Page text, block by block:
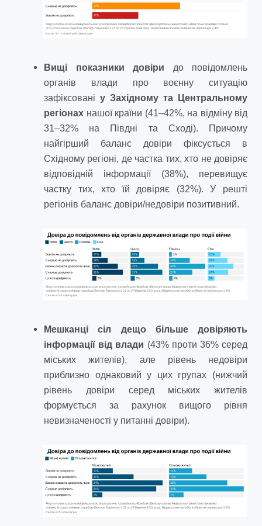
Вищі показники довіри до повідомлень
органів влади про воєнну ситуацію
зафіксовані у Західному та Центральному
регіонах нашої країни (41–42%, на відміну від
31–32% на Півдні та Сході). Причому
найгірший баланс довіри фіксується в
Східному регіоні, де частка тих, хто не довіряє
відповідній інформації (38%), перевищує
частку тих, хто їй довіряє (32%). У решті
регіонів баланс довіри/недовіри позитивний.
Мешканці сіл дещо більше довіряють
інформації від влади (43% проти 36% серед
міських жителів), але рівень недовіри
приблизно однаковий у цих групах (нижчий
рівень довіри серед міських жителів
формується за рахунок вищого рівня
невизначеності у питанні довіри).